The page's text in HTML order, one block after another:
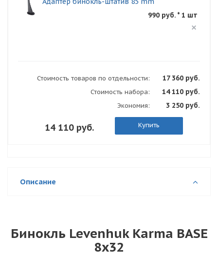
990 руб. * 1 шт
Стоимость товаров по отдельности: 17 360 руб.
Стоимость набора: 14 110 руб.
Экономия: 3 250 руб.
14 110 руб. Купить
Описание
Бинокль Levenhuk Karma BASE
8x32